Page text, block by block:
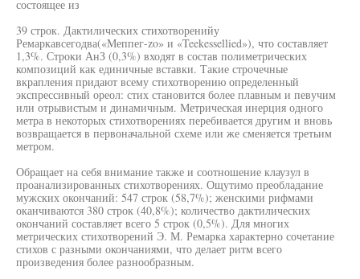
состоящее из
39 строк. Дактилических стихотворенийу
Ремаркавсегодва(«Меппег-zo» и «Teekessellied»), что составляет
1,3%. Строки АнЗ (0,3%) входят в состав полиметрических
композиций как единичные вставки. Такие строчечные
вкрапления придают всему стихотворению определенный
экспрессивный ореол: стих становится более плавным и певучим
или отрывистым и динамичным. Метрическая инерция одного
метра в некоторых стихотворениях перебивается другим и вновь
возвращается в первоначальной схеме или же сменяется третьим
метром.
Обращает на себя внимание также и соотношение клаузул в
проанализированных стихотворениях. Ощутимо преобладание
мужских окончаний: 547 строк (58,7%); женскими рифмами
оканчиваются 380 строк (40,8%); количество дактилических
окончаний составляет всего 5 строк (0,5%). Для многих
метрических стихотворений Э. М. Ремарка характерно сочетание
стихов с разными окончаниями, что делает ритм всего
произведения более разнообразным.